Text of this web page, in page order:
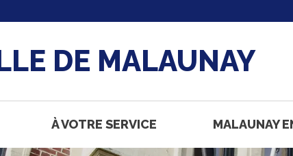
DE MALAUNAY
À VOTRE SERVICE MALAUNAY